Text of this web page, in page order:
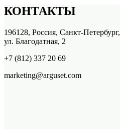
КОНТАКТЫ
196128, Россия, Санкт-Петербург,
ул. Благодатная, 2
+7 (812) 337 20 69
marketing@arguset.com